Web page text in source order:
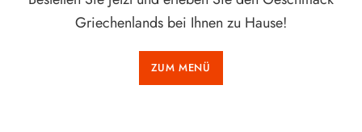
Griechenlands bei Ihnen zu Hause!
ZUM MENÜ